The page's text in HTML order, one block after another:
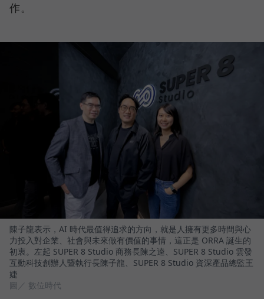
作。
陳子龍表示，AI 時代最值得追求的方向，就是人擁有更多時間與心
力投入對企業、社會與未來做有價值的事情，這正是 ORRA 誕生的
初衷。左起 SUPER 8 Studio 商務長陳之逵、SUPER 8 Studio 雲發
互動科技創辦人暨執行長陳子龍、SUPER 8 Studio 資深產品總監王
婕
圖／ 數位時代